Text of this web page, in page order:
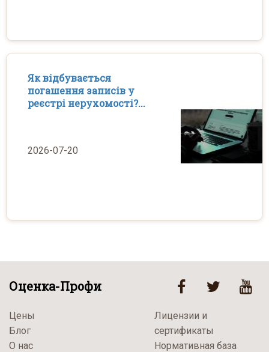
Як відбувається
погашення записів у
реєстрі нерухомості?...
2026-07-20
Оценка-Профи
Цены
Блог
О нас
Лицензии и
сертификаты
Нормативная база